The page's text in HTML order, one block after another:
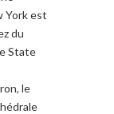
York est
du
State
, le